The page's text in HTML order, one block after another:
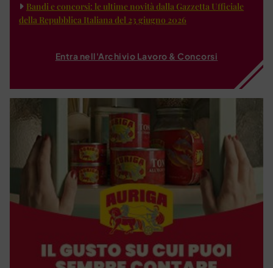
Bandi e concorsi: le ultime novità dalla Gazzetta Ufficiale
della Repubblica Italiana del 23 giugno 2026
Entra nell'Archivio Lavoro & Concorsi